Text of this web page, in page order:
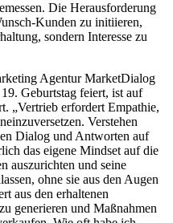
Die Herausforderung
Kunden zu initiieren,
sondern Interesse zu
Agentur MarketDialog
Geburtstag feiert, ist auf
„Vertrieb erfordert Empathie,
Verstehen
Dialog und Antworten auf
das eigene Mindset auf die
auszurichten und seine
ohne sie aus den Augen
aus den erhaltenen
generieren und Maßnahmen